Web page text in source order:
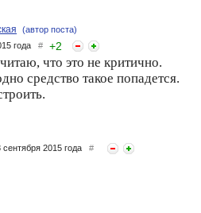
(автор поста)
года # +2
что это не критично.
средство такое попадется.
сентября 2015 года #